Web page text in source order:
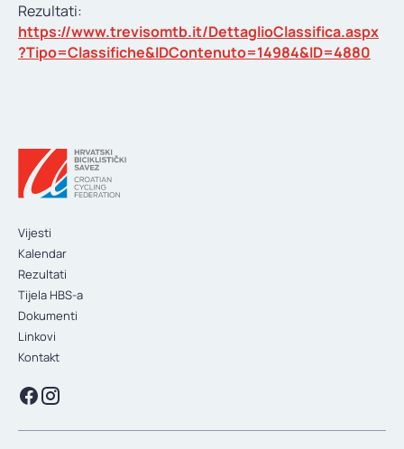
Rezultati:
https://www.trevisomtb.it/DettaglioClassifica.aspx
?Tipo=Classifiche&IDContenuto=14984&ID=4880
Vijesti
Kalendar
Rezultati
Tijela HBS-a
Dokumenti
Linkovi
Kontakt